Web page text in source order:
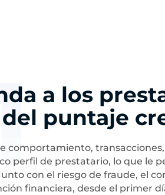
a los
del puntaje
comportamiento,
perfil de prestatario, lo que le
con el riesgo de fraude, el
financiera, desde el primer